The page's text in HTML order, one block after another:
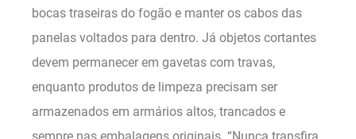
bocas traseiras do fogão e manter os cabos das
panelas voltados para dentro. Já objetos cortantes
devem permanecer em gavetas com travas,
enquanto produtos de limpeza precisam ser
armazenados em armários altos, trancados e
sempre nas embalagens originais. “Nunca transfira